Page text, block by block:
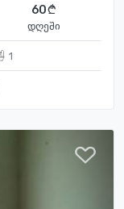
60
დღეში
1